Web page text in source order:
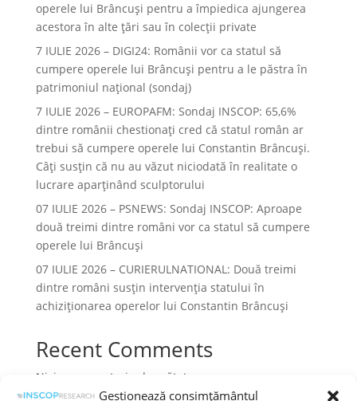
Gestionează consimțământul
operele lui Brâncuşi pentru a împiedica ajungerea
acestora în alte ţări sau în colecţii private
7 IULIE 2026 – DIGI24: Românii vor ca statul să
cumpere operele lui Brâncuși pentru a le păstra în
patrimoniul național (sondaj)
7 IULIE 2026 – EUROPAFM: Sondaj INSCOP: 65,6%
dintre românii chestionați cred că statul român ar
trebui să cumpere operele lui Constantin Brâncuși.
Câți susțin că nu au văzut niciodată în realitate o
lucrare aparținând sculptorului
07 IULIE 2026 – PSNEWS: Sondaj INSCOP: Aproape
două treimi dintre români vor ca statul să cumpere
operele lui Brâncuși
07 IULIE 2026 – CURIERULNATIONAL: Două treimi
dintre români susțin intervenția statului în
achiziționarea operelor lui Constantin Brâncuși
Recent Comments
Niciun comentariu de arătat.